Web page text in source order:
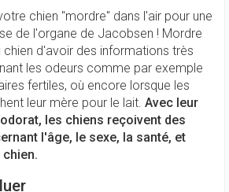
chien "mordre" dans l'air pour une
de l'organe de Jacobsen ! Mordre
chien d'avoir des informations très
les odeurs comme par exemple
fertiles, où encore lorsque les
leur mère pour le lait. Avec leur
les chiens reçoivent des
l'âge, le sexe, la santé, et